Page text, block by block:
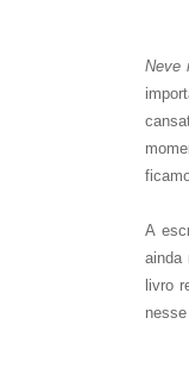
Neve
A
ainda
livro